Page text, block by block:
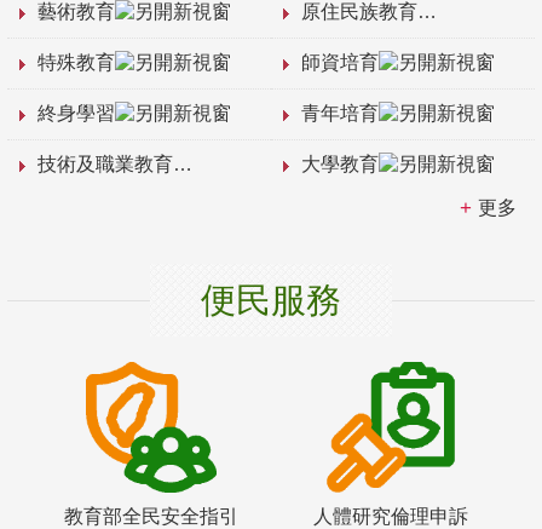
藝術教育 原住民族教育
特殊教育 師資培育
終身學習 青年培育
技術及職業教育 大學教育
更多
便民服務
教育部全民安全指引
人體研究倫理申訴